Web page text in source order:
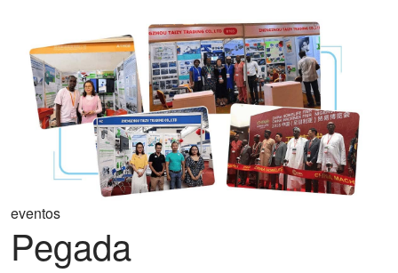
eventos
Pegada